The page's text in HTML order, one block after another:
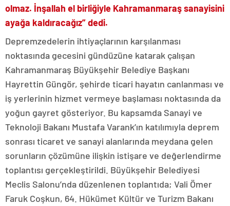
olmaz. İnşallah el birliğiyle Kahramanmaraş sanayisini
ayağa kaldıracağız” dedi.
Depremzedelerin ihtiyaçlarının karşılanması
noktasında gecesini gündüzüne katarak çalışan
Kahramanmaraş Büyükşehir Belediye Başkanı
Hayrettin Güngör, şehirde ticari hayatın canlanması ve
iş yerlerinin hizmet vermeye başlaması noktasında da
yoğun gayret gösteriyor. Bu kapsamda Sanayi ve
Teknoloji Bakanı Mustafa Varank’ın katılımıyla deprem
sonrası ticaret ve sanayi alanlarında meydana gelen
sorunların çözümüne ilişkin istişare ve değerlendirme
toplantısı gerçekleştirildi. Büyükşehir Belediyesi
Meclis Salonu’nda düzenlenen toplantıda; Vali Ömer
Faruk Coşkun, 64. Hükümet Kültür ve Turizm Bakanı